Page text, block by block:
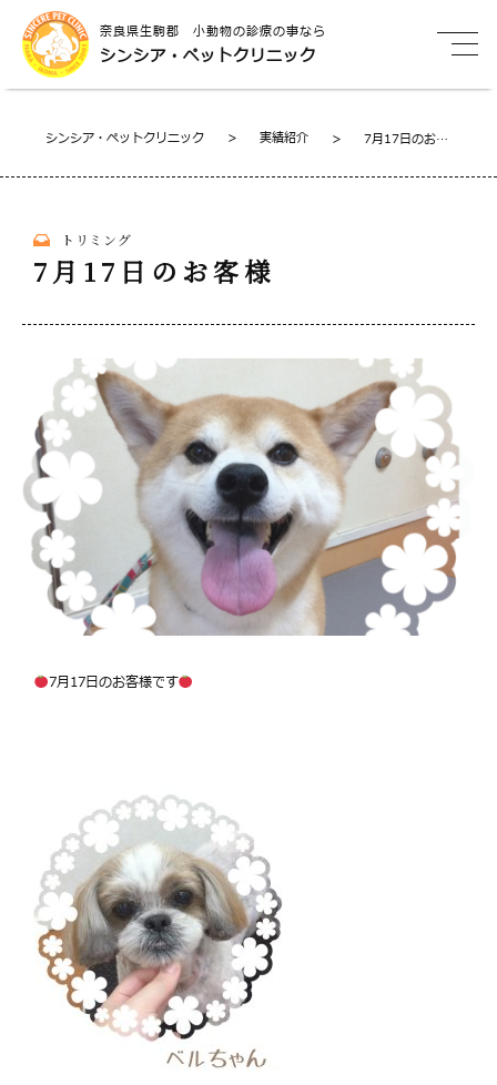
奈良県生駒郡 小動物の診療の事なら
シンシア・ペットクリニック
シンシア・ペットクリニック > 実績紹介 > 7月17日のお客
トリミング
7月17日のお客様
7月17日のお客様です